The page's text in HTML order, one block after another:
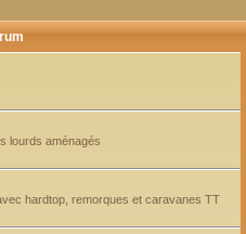
lourds aménagés
hardtop, remorques et caravanes TT